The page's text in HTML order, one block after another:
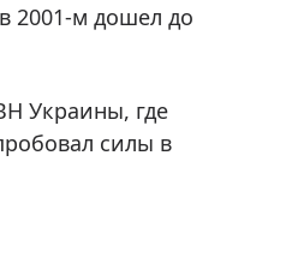
2001-м дошел до
Украины, где
силы в